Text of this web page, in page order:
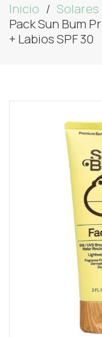
Inicio
Solares
Pack Sun Bum
+ Labios SPF 30